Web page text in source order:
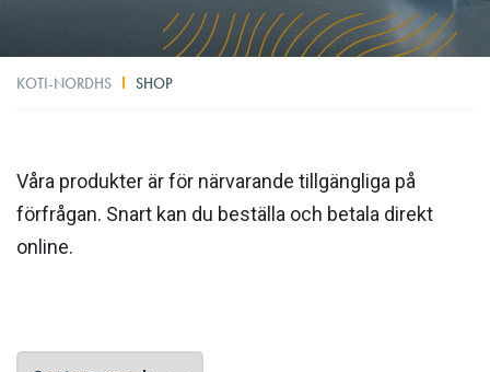
KOTI-NORDHS SHOP
Våra produkter är för närvarande tillgängliga på
förfrågan. Snart kan du beställa och betala direkt
online.